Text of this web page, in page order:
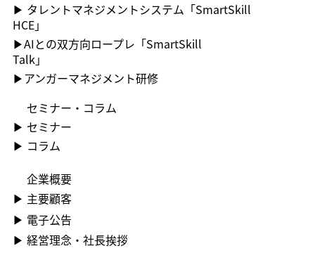
▶ ︎タレントマネジメントシステム「SmartSkill
HCE」
▶AIとの双方向ロープレ「SmartSkill
Talk」
​▶アンガーマネジメント研修
セミナー・コラム
▶ ︎セミナー
▶ コラム
企業概要
▶ ︎主要顧客
▶ ︎電子公告
▶ ︎︎経営理念・社長挨拶